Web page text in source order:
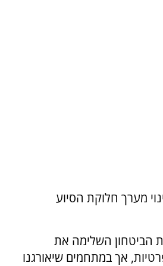
מערך חלוקת הסיוע
הביטחון השלימה את
אך במתחמים שיאורגנו